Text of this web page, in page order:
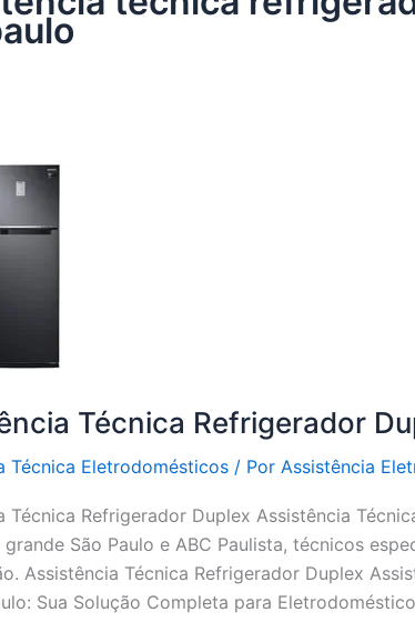
Técnica Refrigerador
Técnica Eletrodomésticos / Por Assistência
Técnica Refrigerador Duplex Assistência
grande São Paulo e ABC Paulista, técnicos
Assistência Técnica Refrigerador Duplex
Sua Solução Completa para